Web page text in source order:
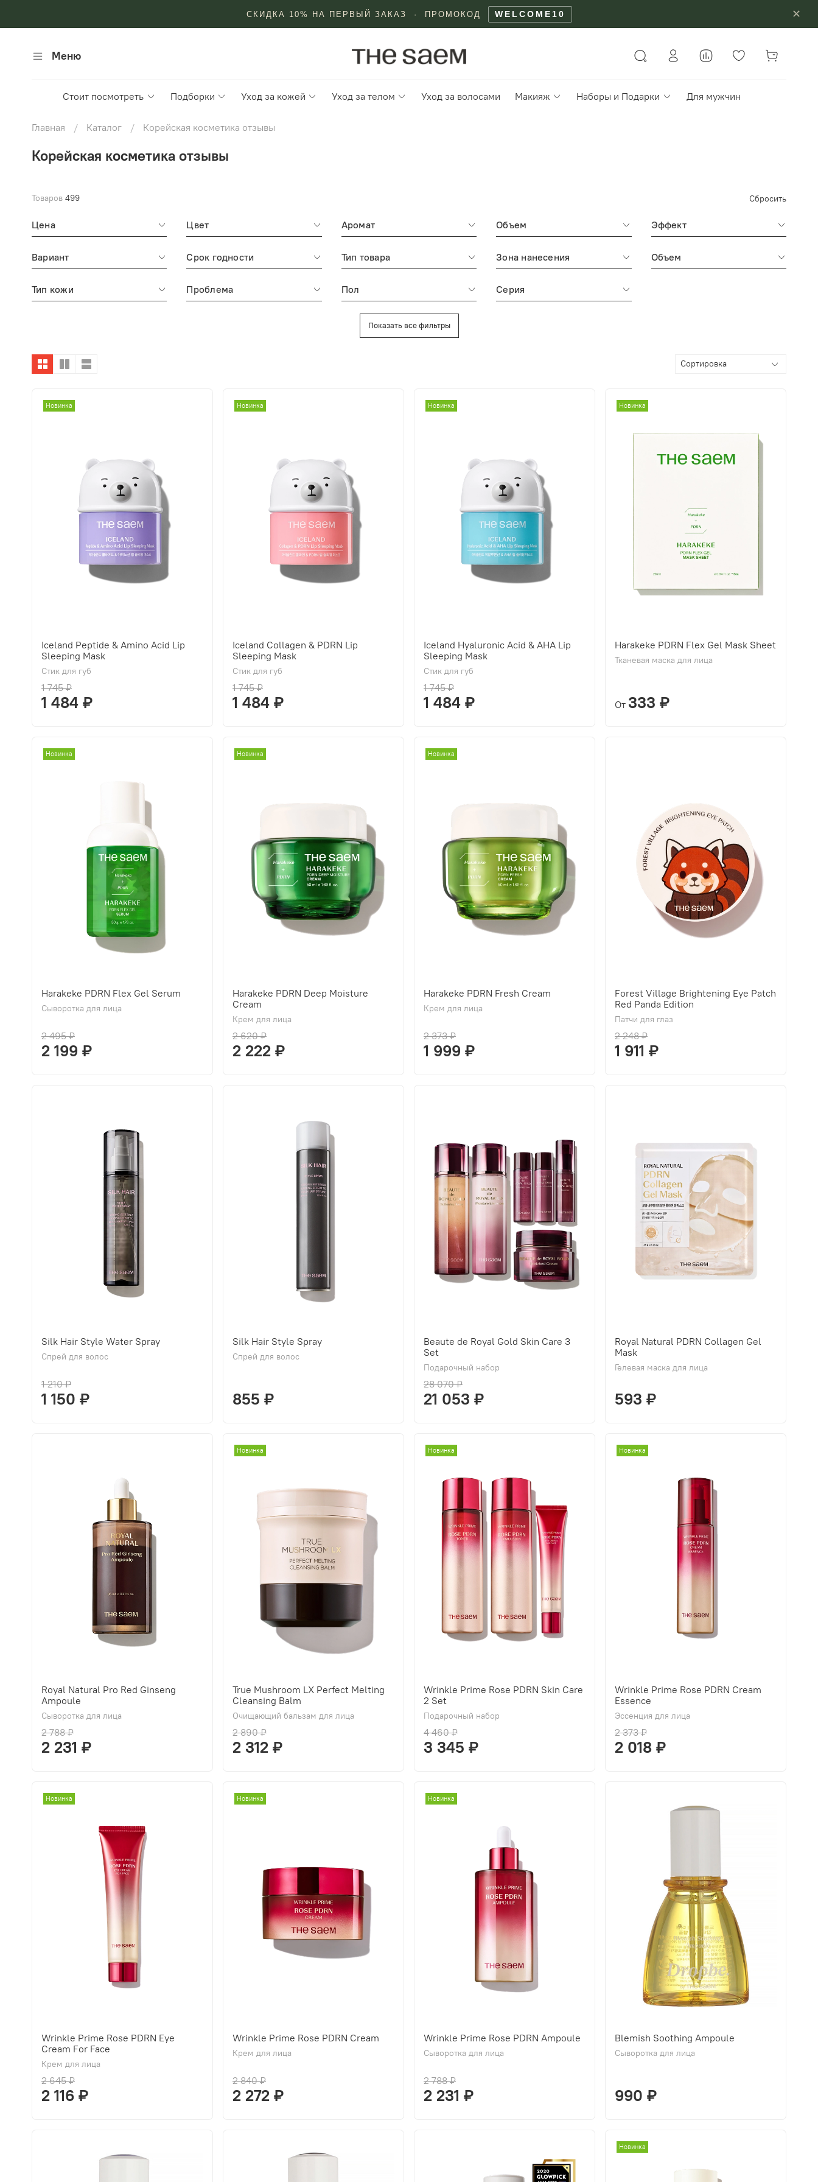
СКИДКА 10% НА ПЕРВЫЙ ЗАКАЗ · ПРОМОКОД WELCOME10 ✕
Меню
Стоит посмотреть Подборки Уход за кожей Уход за телом Уход за волосами Макияж Наборы и Подарки Для мужчин
Главная Каталог Корейская косметика отзывы
Корейская косметика отзывы
Товаров 499 Сбросить
Цена Цвет Аромат Объем Эффект
Вариант Срок годности Тип товара Зона нанесения Объем
Тип кожи Проблема Пол Серия
Показать все фильтры
Новинка
Iceland Peptide & Amino Acid Lip
Sleeping Mask
Стик для губ
1 745 ₽
1 484 ₽
Новинка
Iceland Collagen & PDRN Lip
Sleeping Mask
Стик для губ
1 745 ₽
1 484 ₽
Новинка
Iceland Hyaluronic Acid & AHA Lip
Sleeping Mask
Стик для губ
1 745 ₽
1 484 ₽
Новинка
Harakeke PDRN Flex Gel Mask Sheet
Тканевая маска для лица
От 333 ₽
Новинка
Harakeke PDRN Flex Gel Serum
Сыворотка для лица
2 495 ₽
2 199 ₽
Новинка
Harakeke PDRN Deep Moisture
Cream
Крем для лица
2 620 ₽
2 222 ₽
Новинка
Harakeke PDRN Fresh Cream
Крем для лица
2 373 ₽
1 999 ₽
Forest Village Brightening Eye Patch
Red Panda Edition
Патчи для глаз
2 248 ₽
1 911 ₽
Silk Hair Style Water Spray
Спрей для волос
1 210 ₽
1 150 ₽
Silk Hair Style Spray
Спрей для волос
855 ₽
Beaute de Royal Gold Skin Care 3
Set
Подарочный набор
28 070 ₽
21 053 ₽
Royal Natural PDRN Collagen Gel
Mask
Гелевая маска для лица
593 ₽
Royal Natural Pro Red Ginseng
Ampoule
Сыворотка для лица
2 788 ₽
2 231 ₽
Новинка
True Mushroom LX Perfect Melting
Cleansing Balm
Очищающий бальзам для лица
2 890 ₽
2 312 ₽
Новинка
Wrinkle Prime Rose PDRN Skin Care
2 Set
Подарочный набор
4 460 ₽
3 345 ₽
Новинка
Wrinkle Prime Rose PDRN Cream
Essence
Эссенция для лица
2 373 ₽
2 018 ₽
Новинка
Wrinkle Prime Rose PDRN Eye
Cream For Face
Крем для лица
2 645 ₽
2 116 ₽
Новинка
Wrinkle Prime Rose PDRN Cream
Крем для лица
2 840 ₽
2 272 ₽
Новинка
Wrinkle Prime Rose PDRN Ampoule
Сыворотка для лица
2 788 ₽
2 231 ₽
Blemish Soothing Ampoule
Сыворотка для лица
990 ₽
Новинка